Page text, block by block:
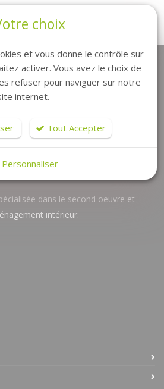
dans le second oeuvre et
intérieur.
choix
et vous donne le contrôle sur
activer. Vous avez le choix de
refuser pour naviguer sur notre
internet.
Tout Accepter
Personnaliser